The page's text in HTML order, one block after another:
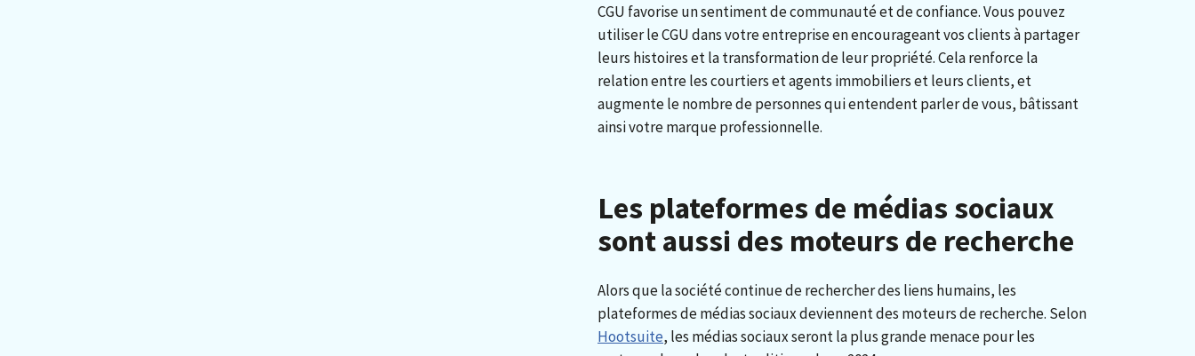
CGU favorise un sentiment de communauté et de confiance. Vous pouvez
utiliser le CGU dans votre entreprise en encourageant vos clients à partager
leurs histoires et la transformation de leur propriété. Cela renforce la
relation entre les courtiers et agents immobiliers et leurs clients, et
augmente le nombre de personnes qui entendent parler de vous, bâtissant
ainsi votre marque professionnelle.
Les plateformes de médias sociaux
sont aussi des moteurs de recherche
Alors que la société continue de rechercher des liens humains, les
plateformes de médias sociaux deviennent des moteurs de recherche. Selon
Hootsuite, les médias sociaux seront la plus grande menace pour les